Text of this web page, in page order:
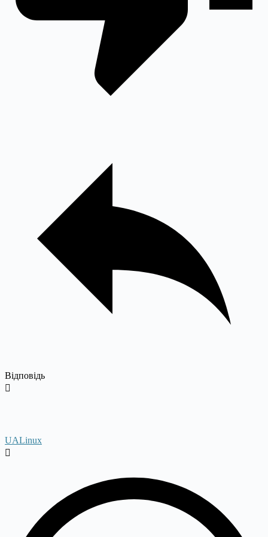
Відповідь
UALinux